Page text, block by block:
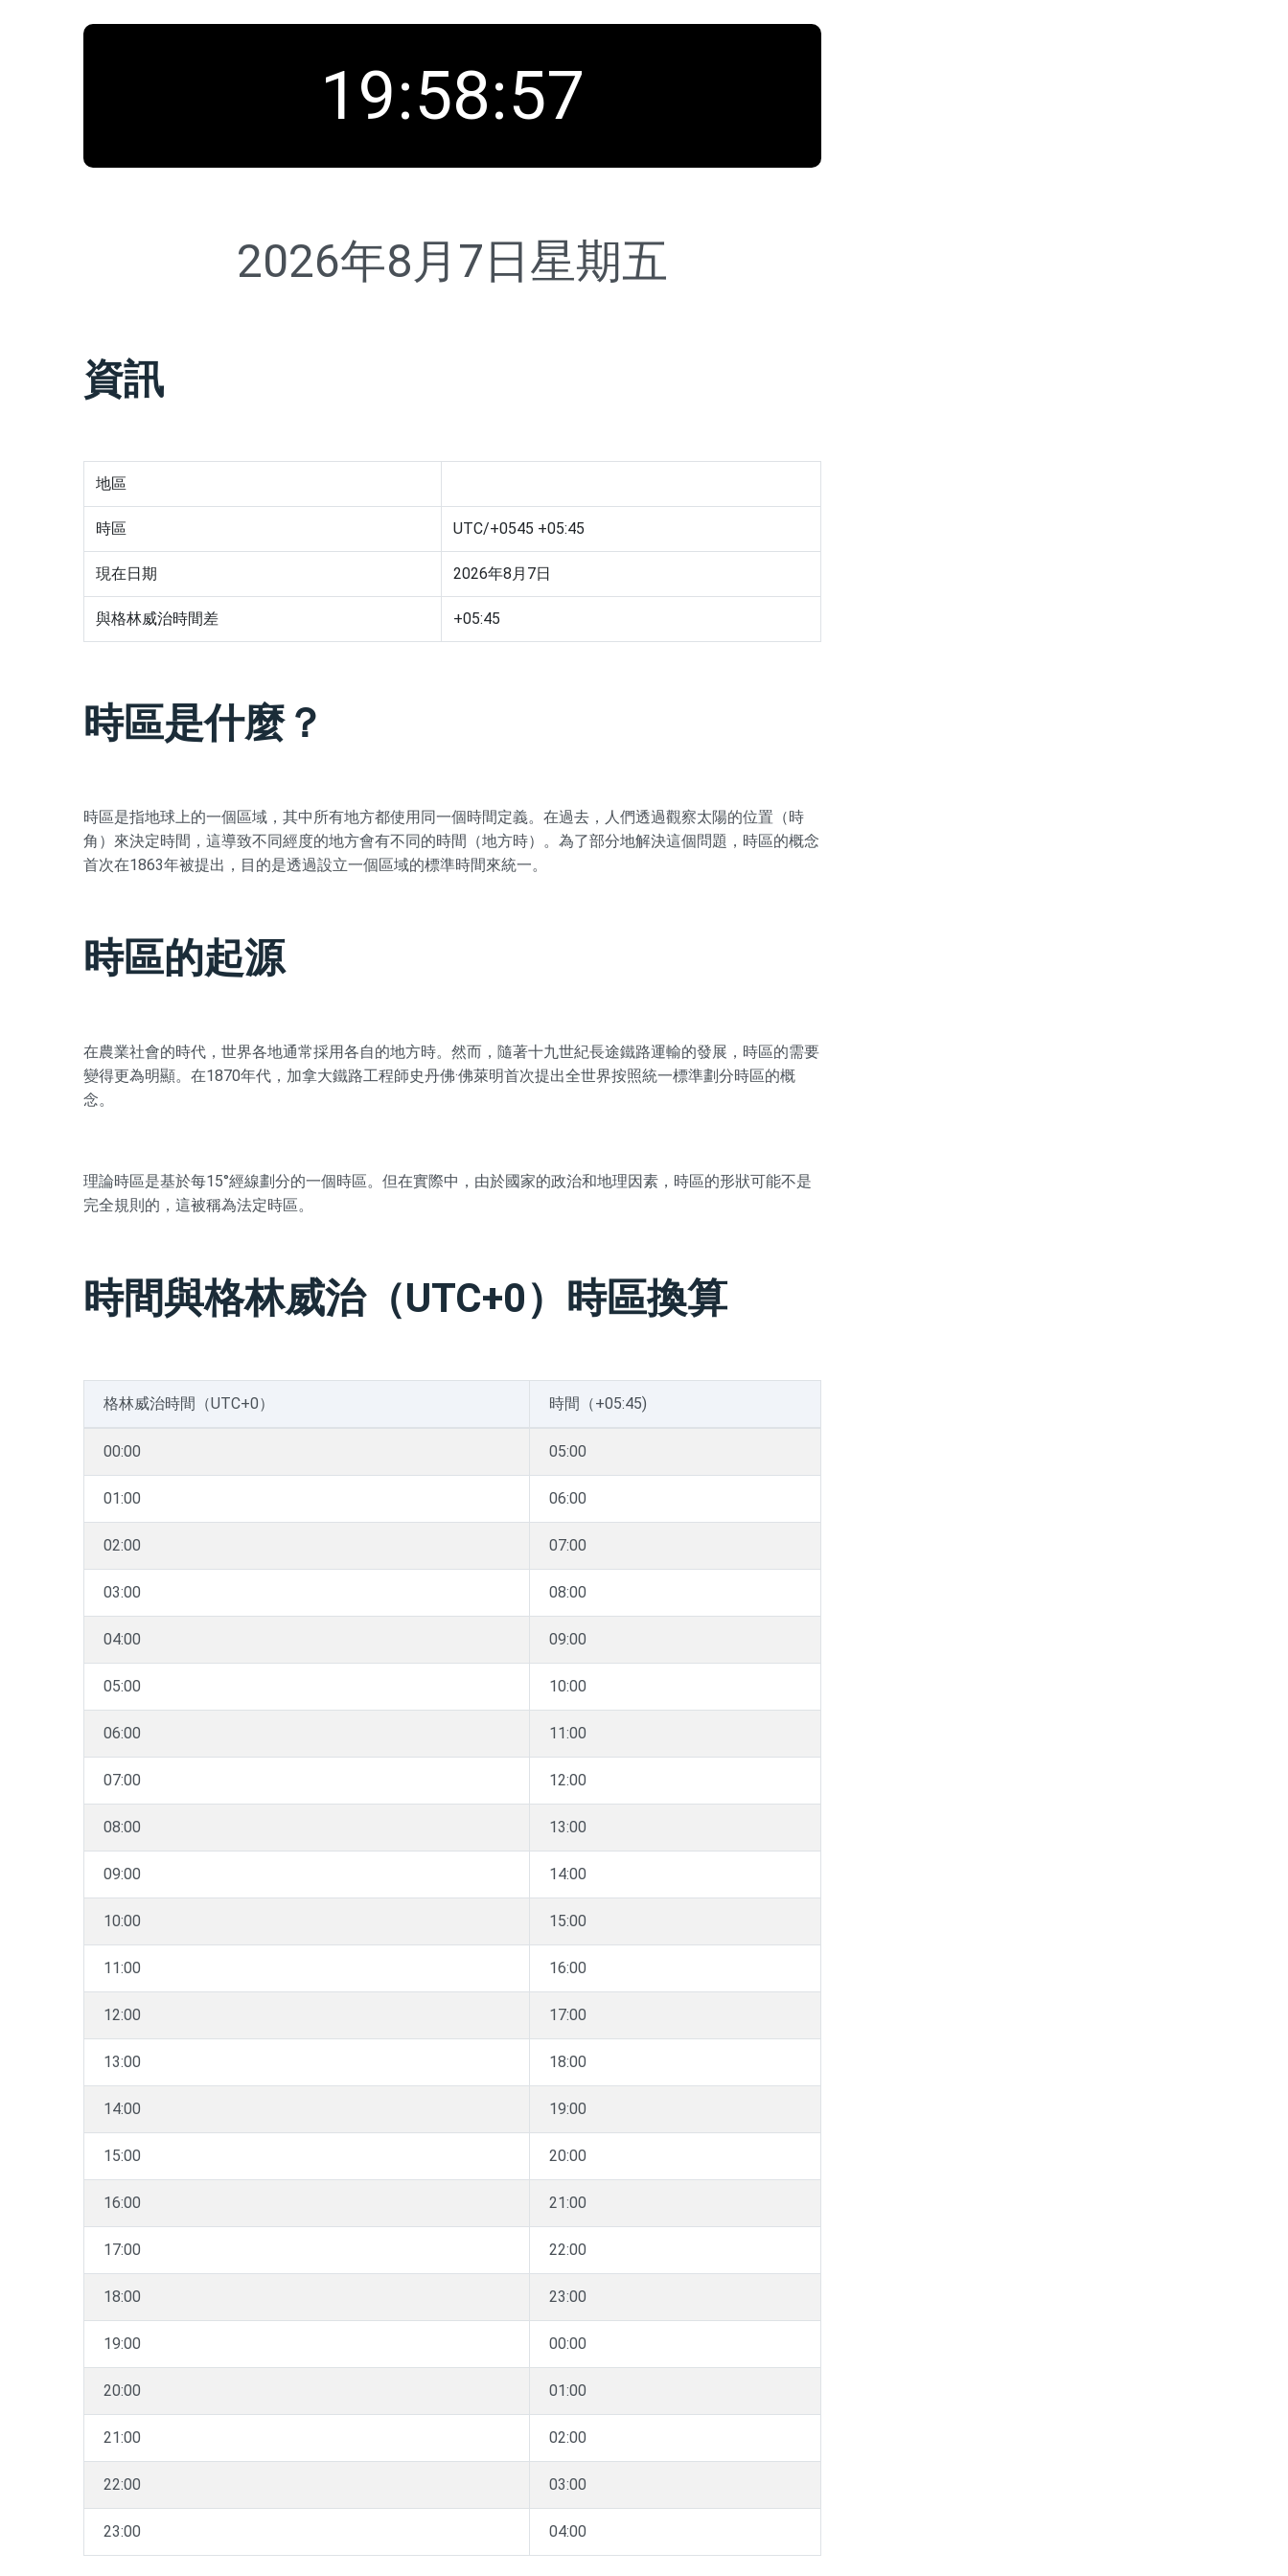
19:58:58
2026年8月7日星期五
資訊
地區
時區 UTC/+0545 +05:45
現在日期 2026年8月7日
與格林威治時間差 +05:45
時區是什麼？
時區是指地球上的一個區域，其中所有地方都使用同一個時間定義。在過去，人們透過觀察太陽的位置（時
角）來決定時間，這導致不同經度的地方會有不同的時間（地方時）。為了部分地解決這個問題，時區的概念
首次在1863年被提出，目的是透過設立一個區域的標準時間來統一。
時區的起源
在農業社會的時代，世界各地通常採用各自的地方時。然而，隨著十九世紀長途鐵路運輸的發展，時區的需要
變得更為明顯。在1870年代，加拿大鐵路工程師史丹佛·佛萊明首次提出全世界按照統一標準劃分時區的概
念。
理論時區是基於每15°經線劃分的一個時區。但在實際中，由於國家的政治和地理因素，時區的形狀可能不是
完全規則的，這被稱為法定時區。
時間與格林威治（UTC+0）時區換算
格林威治時間（UTC+0） 時間（+05:45)
00:00 05:00
01:00 06:00
02:00 07:00
03:00 08:00
04:00 09:00
05:00 10:00
06:00 11:00
07:00 12:00
08:00 13:00
09:00 14:00
10:00 15:00
11:00 16:00
12:00 17:00
13:00 18:00
14:00 19:00
15:00 20:00
16:00 21:00
17:00 22:00
18:00 23:00
19:00 00:00
20:00 01:00
21:00 02:00
22:00 03:00
23:00 04:00